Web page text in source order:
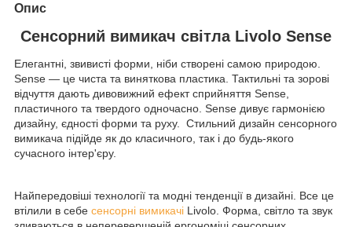
Опис
Сенсорний вимикач світла Livolo Sense
Елегантні, звивисті форми, ніби створені самою природою.
Sense — це чиста та виняткова пластика. Тактильні та зорові
відчуття дають дивовижний ефект сприйняття Sense,
пластичного та твердого одночасно. Sense дивує гармонією
дизайну, єдності форми та руху. Стильний дизайн сенсорного
вимикача підійде як до класичного, так і до будь-якого
сучасного інтер'єру.
Найпередовіші технології та модні тенденції в дизайні. Все це
втілили в себе сенсорні вимикачі Livolo. Форма, світло та звук